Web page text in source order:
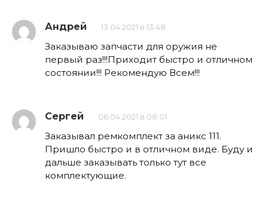
Андрей 13.04.2021 в 13:48
Заказываю запчасти для оружия не
первый раз!!!Приходит быстро и отличном
состоянии!!! Рекомендую Всем!!!
Сергей 06.04.2021 в 08:01
Заказывал ремкомплект за аникс 111.
Пришло быстро и в отличном виде. Буду и
дальше заказывать только тут все
комплектующие.